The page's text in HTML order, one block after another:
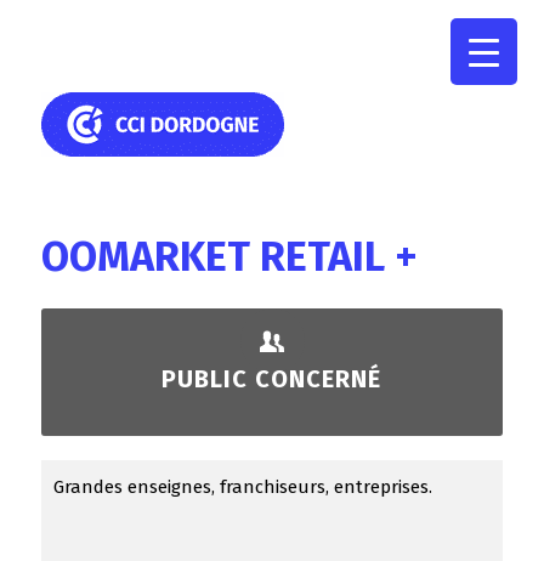
OOMARKET RETAIL +
PUBLIC CONCERNÉ
Grandes enseignes, franchiseurs, entreprises.